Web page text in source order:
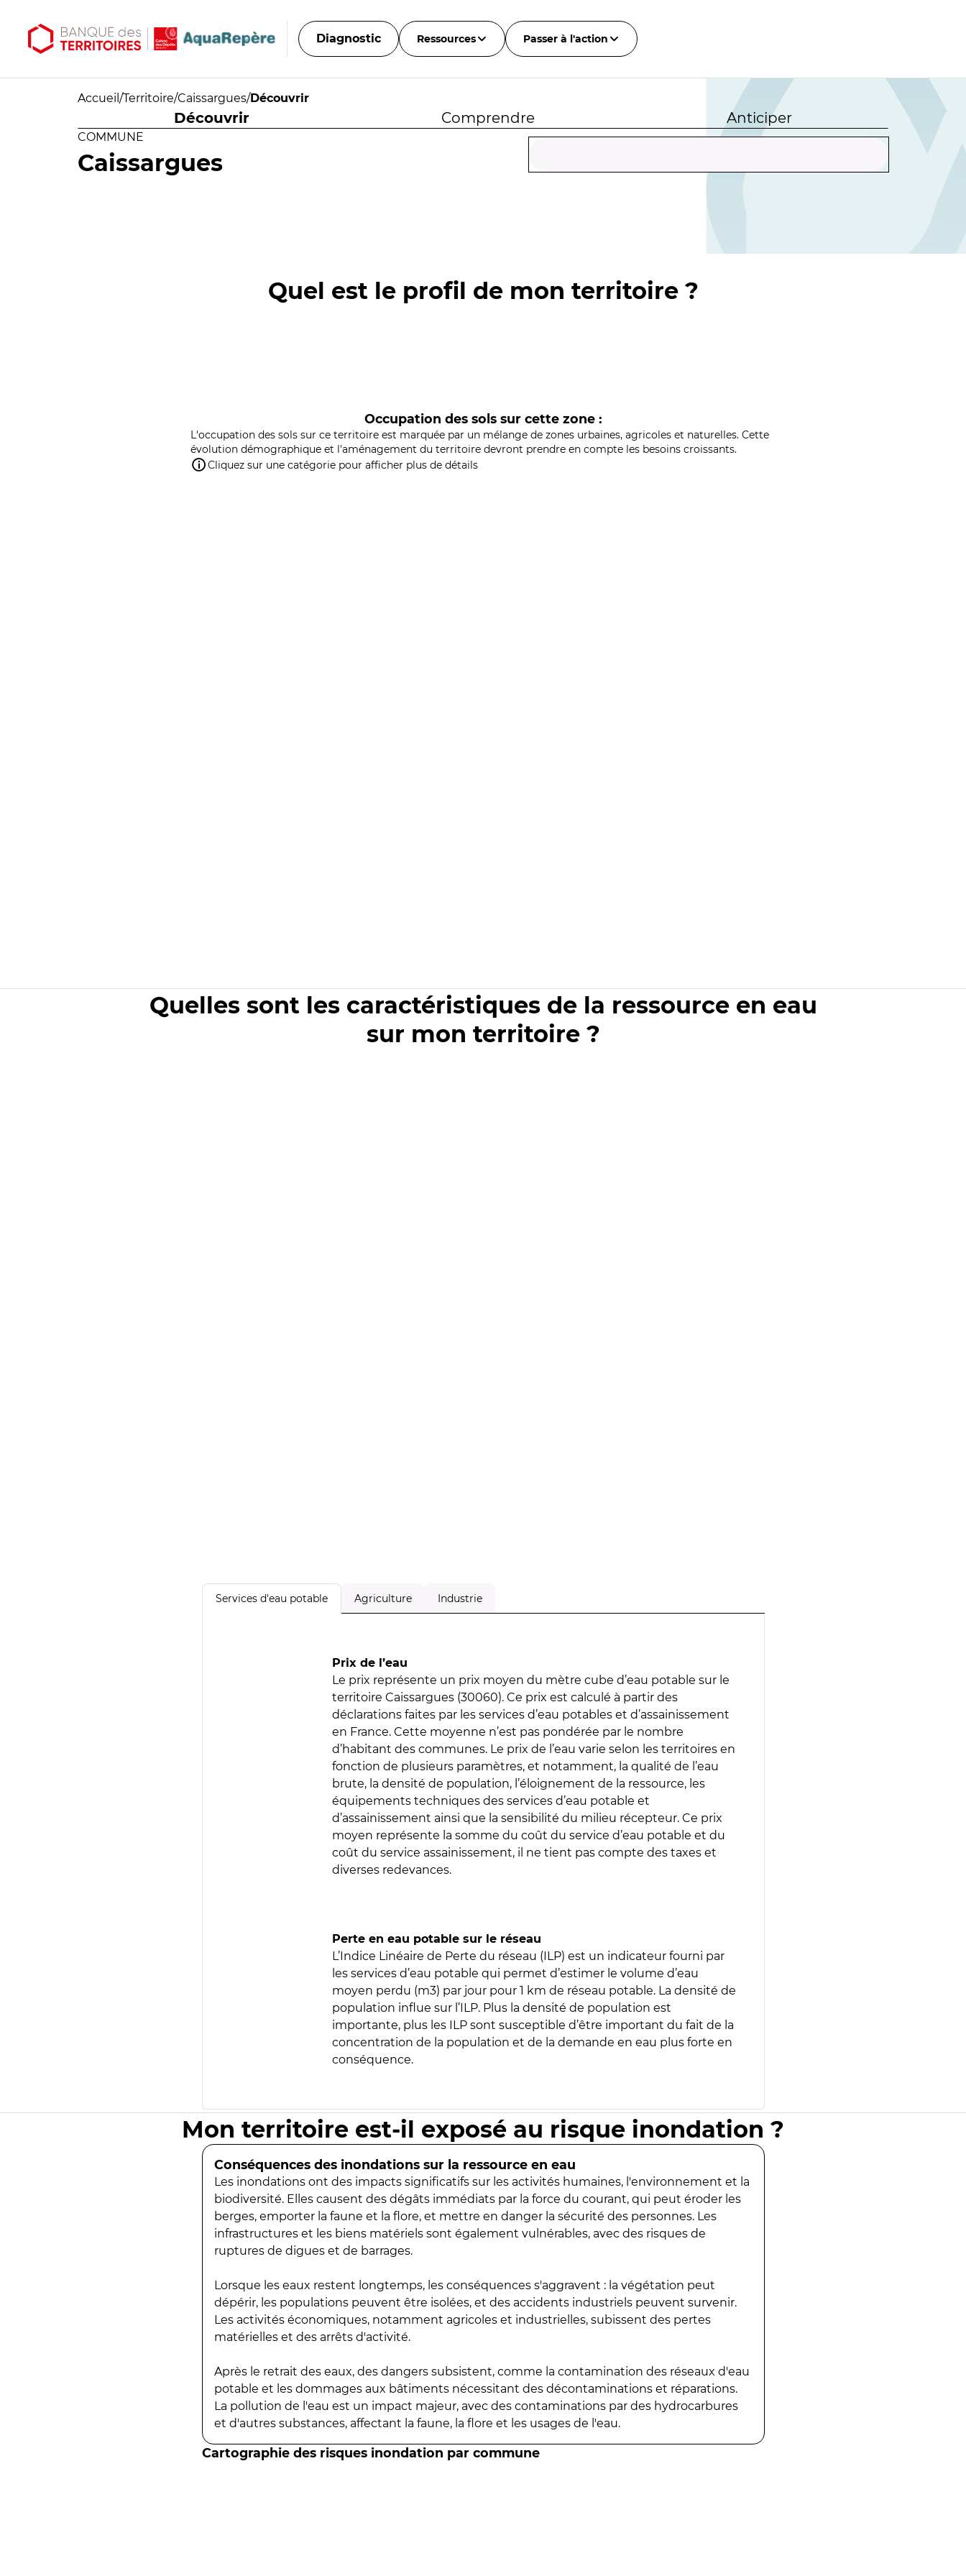
Diagnostic Ressources Passer à l'action
Accueil /Territoire/Caissargues/Découvrir
Découvrir Comprendre Anticiper
COMMUNE
Caissargues
Quel est le profil de mon territoire ?
Occupation des sols sur cette zone :
L'occupation des sols sur ce territoire est marquée par un mélange de zones urbaines, agricoles et naturelles. Cette
évolution démographique et l'aménagement du territoire devront prendre en compte les besoins croissants.
Cliquez sur une catégorie pour afficher plus de détails
Quelles sont les caractéristiques de la ressource en eau
sur mon territoire ?
Services d'eau potable Agriculture Industrie
Prix de l’eau
Le prix représente un prix moyen du mètre cube d’eau potable sur le
territoire Caissargues (30060). Ce prix est calculé à partir des
déclarations faites par les services d’eau potables et d’assainissement
en France. Cette moyenne n’est pas pondérée par le nombre
d’habitant des communes. Le prix de l’eau varie selon les territoires en
fonction de plusieurs paramètres, et notamment, la qualité de l’eau
brute, la densité de population, l’éloignement de la ressource, les
équipements techniques des services d’eau potable et
d’assainissement ainsi que la sensibilité du milieu récepteur. Ce prix
moyen représente la somme du coût du service d’eau potable et du
coût du service assainissement, il ne tient pas compte des taxes et
diverses redevances.
Perte en eau potable sur le réseau
L’Indice Linéaire de Perte du réseau (ILP) est un indicateur fourni par
les services d’eau potable qui permet d’estimer le volume d’eau
moyen perdu (m3) par jour pour 1 km de réseau potable. La densité de
population influe sur l’ILP. Plus la densité de population est
importante, plus les ILP sont susceptible d’être important du fait de la
concentration de la population et de la demande en eau plus forte en
conséquence.
Mon territoire est-il exposé au risque inondation ?
Conséquences des inondations sur la ressource en eau
Les inondations ont des impacts significatifs sur les activités humaines, l'environnement et la
biodiversité. Elles causent des dégâts immédiats par la force du courant, qui peut éroder les
berges, emporter la faune et la flore, et mettre en danger la sécurité des personnes. Les
infrastructures et les biens matériels sont également vulnérables, avec des risques de
ruptures de digues et de barrages.
Lorsque les eaux restent longtemps, les conséquences s'aggravent : la végétation peut
dépérir, les populations peuvent être isolées, et des accidents industriels peuvent survenir.
Les activités économiques, notamment agricoles et industrielles, subissent des pertes
matérielles et des arrêts d'activité.
Après le retrait des eaux, des dangers subsistent, comme la contamination des réseaux d'eau
potable et les dommages aux bâtiments nécessitant des décontaminations et réparations.
La pollution de l'eau est un impact majeur, avec des contaminations par des hydrocarbures
et d'autres substances, affectant la faune, la flore et les usages de l'eau.
Cartographie des risques inondation par commune